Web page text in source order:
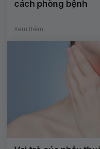
cách phòng bệnh
Xem thêm